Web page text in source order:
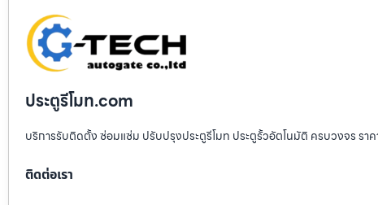
ประตูรีโมท.com
บริการรับติดตั้ง ซ่อมแซ่ม ปรับปรุงประตูรีโมท ประตูรั้วอัตโนมัติ ครบวงจร รา
ติดต่อเรา